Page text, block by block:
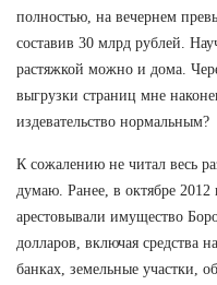
полностью, на вечернем
составив 30 млрд рублей.
растяжкой можно и дома.
выгрузки страниц мне
издевательство нормальным?
К сожалению не читал весь
думаю. Ранее, в октябре
арестовывали имущество
долларов, включая средства
банках, земельные участки,